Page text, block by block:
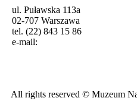
ul. Puławska 113a
02-707 Warszawa
tel. (22) 843 15 86
e-mail:
All rights reserved © Muzeum